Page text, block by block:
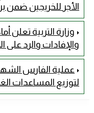
الأجر للخريجين ضمن
وزارة التربية
والإفادات والرد
لتوزيع المساعدات